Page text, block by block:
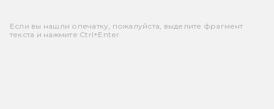
Если вы нашли опечатку, пожалуйста, выделите фрагмент
текста и нажмите Ctrl+Enter.